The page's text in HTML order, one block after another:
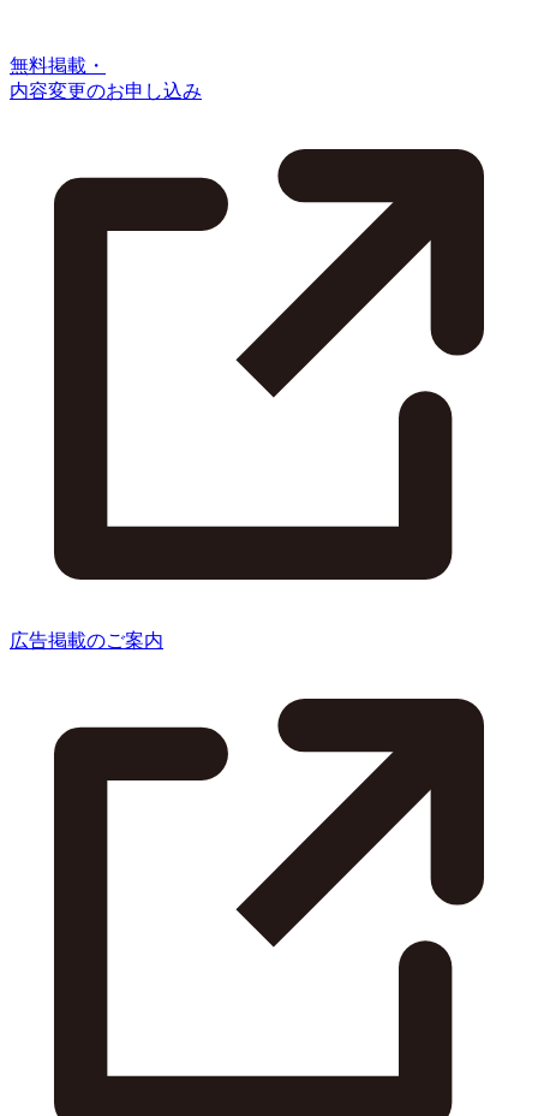
無料掲載・
内容変更のお申し込み
広告掲載のご案内